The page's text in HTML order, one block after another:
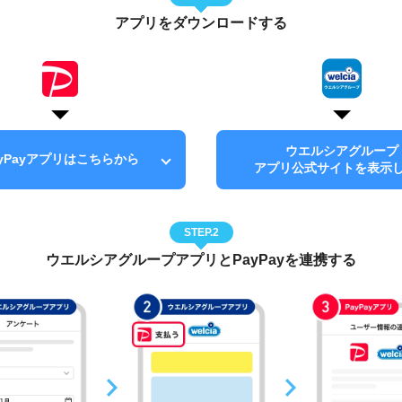
アプリをダウンロードする
アプリはこちらから
ウエルシアグループ
アプリ公式サイトを表示
STEP.2
ウエルシアグループアプリとPayPayを連携する